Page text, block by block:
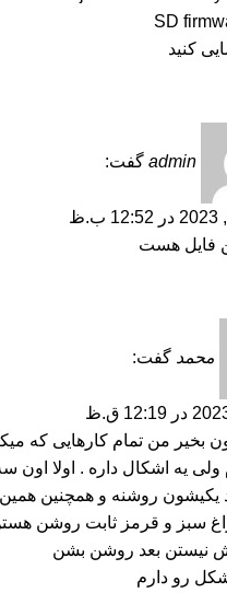
SD
کنید
admin گفت:
فایل هست
محمد گفت:
بخیر من تمام کارهایی که
ولی یه اشکال داره . اولا اون
یکیشون روشنه و همچنین
سبز و قرمز ثابت روشن
نیستن بعد روشن بشن
رو دارم